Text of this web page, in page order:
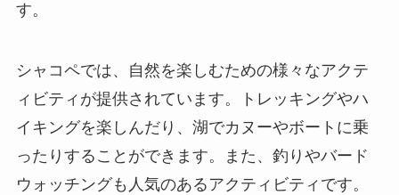
す。
シャコペでは、自然を楽しむための様々なアクテ
ィビティが提供されています。トレッキングやハ
イキングを楽しんだり、湖でカヌーやボートに乗
ったりすることができます。また、釣りやバード
ウォッチングも人気のあるアクティビティです。